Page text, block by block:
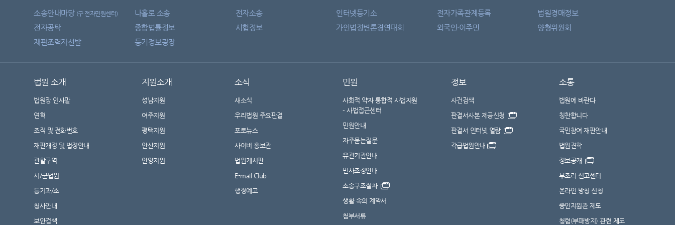
소송안내마당 (구 전자민원센터) 나홀로 소송 전자소송 인터넷등기소 전자가족관계등록
법원경매정보
전자공탁
종합법률정보 시험정보 가인법정변론경연대회 외국인·이주민
양형위원회
재판조력자선발
등기정보광장
법원 소개
법원장 인사말
연혁
조직 및 전화번호
재판개정 및 법정안내
관할구역
시/군법원
등기과/소
청사안내
보안검색
지원소개
성남지원
여주지원
평택지원
안산지원
안양지원
소식
새소식
우리법원 주요판결
포토뉴스
사이버 홍보관
법원게시판
E-mail Club
행정예고
민원
사회적 약자 통합적 사법지원
- 사법접근센터
민원안내
자주묻는질문
유관기관안내
민사조정안내
소송구조절차
생활 속의 계약서
첨부서류
정보
사건검색
판결서사본 제공신청
판결서 인터넷 열람
각급법원안내
소통
법원에 바란다
칭찬합니다
국민참여 재판안내
법원견학
정보공개
부조리 신고센터
온라인 방청 신청
증인지원관 제도
청렴(부패방지) 관련 제도